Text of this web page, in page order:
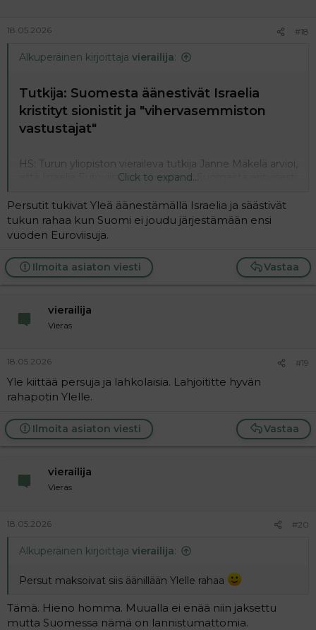
18.05.2026 #18
Alkuperäinen kirjoittaja vierailija:
Tutkija: Suomesta äänestivät Israelia
kristityt sionistit ja "vihervasemmiston
vastustajat"​
HS: Turun yliopiston vieraileva tutkija Janne Mäkelä arvioi,
että Israelia Euroviisuissa äänestivät Suomesta erityisesti
Israel sai Suomen yleisöltä täydet 12 pistettä ja sijoittui
finaalissa toiseksi 343 pisteellä.
Euroviisut | Tutkija: Suomesta äänestivät Israelia kristityt sionistit ja ”vihervasemmiston vastustajat”
Ebun tietoon ei ole tullut, että Euroviisuissa olisi
tänä vuonna ollut laajoja, koordinoituja
Suomen Euroviisuissa, koska Balkaninmaissa ei ole niin
naapurimailleen ilman israelin hypetystä.
Click to expand...
Persutit tukivat Yleä äänestämällä Israelia ja säästivät
tukun rahaa kun Suomi ei joudu järjestämään ensi
vuoden Euroviisuja.
Vastaa
Ilmoita asiaton viesti
vierailija
Vieras
18.05.2026 #19
Yle kiittää persuja ja lahkolaisia. Lahjoititte hyvän
rahapotin Ylelle.
Vastaa
Ilmoita asiaton viesti
vierailija
Vieras
18.05.2026 #20
Alkuperäinen kirjoittaja vierailija:
Persut maksoivat siis äänillään Ylelle rahaa
Tämä. Hieno homma. Muualla ei enää niin jaksettu
mutta Suomessa nämä on lannistumattomia.